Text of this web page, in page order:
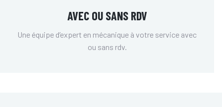
AVEC OU SANS RDV
Une équipe d’expert en mécanique à votre service avec
ou sans rdv.